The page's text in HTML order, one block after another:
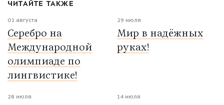
ЧИТАЙТЕ ТАКЖЕ
01 августа
Серебро на
Международной
олимпиаде по
лингвистике!
29 июля
Мир в надёжных
руках!
28 июля 14 июля